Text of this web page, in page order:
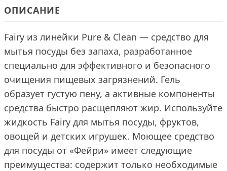
ОПИСАНИЕ
Fairy из линейки Pure & Clean — средство для
мытья посуды без запаха, разработанное
специально для эффективного и безопасного
очищения пищевых загрязнений. Гель
образует густую пену, а активные компоненты
средства быстро расщепляют жир. Используйте
жидкость Fairy для мытья посуды, фруктов,
овощей и детских игрушек. Моющее средство
для посуды от «Фейри» имеет следующие
преимущества: содержит только необходимые